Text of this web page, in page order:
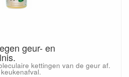
geur- en
kettingen van de geur af.